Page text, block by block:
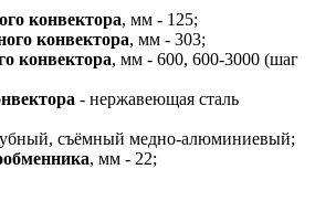
конвектора, мм - 125;
конвектора, мм - 303;
конвектора, мм - 600, 600-3000 (шаг
- нержавеющая сталь
съёмный медно-алюминиевый;
, мм - 22;